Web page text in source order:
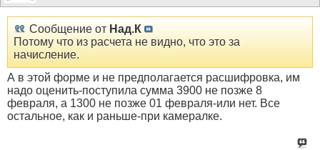
Сообщение от Над.К
Потому что из расчета не видно, что это за
начисление.
А в этой форме и не предполагается расшифровка, им
надо оценить-поступила сумма 3900 не позже 8
февраля, а 1300 не позже 01 февраля-или нет. Все
остальное, как и раньше-при камералке.